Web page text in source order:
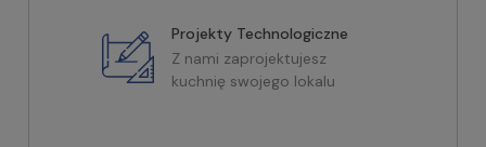
Projekty Technologiczne
Z nami zaprojektujesz
kuchnię swojego lokalu